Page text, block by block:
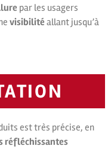
par les usagers
visibilité allant jusqu’à
est très précise, en
réfléchissantes